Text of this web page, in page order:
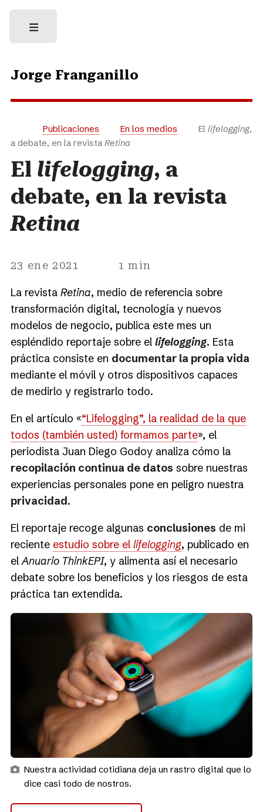
Jorge Franganillo
Publicaciones En los medios El lifelogging,
a debate, en la revista Retina
El lifelogging, a
debate, en la revista
Retina
23 ene 2021 1 min
La revista Retina, medio de referencia sobre
transformación digital, tecnología y nuevos
modelos de negocio, publica este mes un
espléndido reportaje sobre el lifelogging. Esta
práctica consiste en documentar la propia vida
mediante el móvil y otros dispositivos capaces
de medirlo y registrarlo todo.
En el artículo «“Lifelogging”, la realidad de la que
todos (también usted) formamos parte», el
periodista Juan Diego Godoy analiza cómo la
recopilación continua de datos sobre nuestras
experiencias personales pone en peligro nuestra
privacidad.
El reportaje recoge algunas conclusiones de mi
reciente estudio sobre el lifelogging, publicado en
elAnuario ThinkEPI, y alimenta así el necesario
debate sobre los beneficios y los riesgos de esta
práctica tan extendida.
Nuestra actividad cotidiana deja un rastro digital que lo
dice casi todo de nostros.